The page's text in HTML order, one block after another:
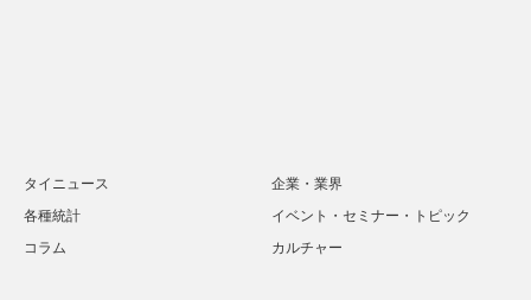
タイニュース
企業・業界
各種統計
イベント・セミナー・トピック
コラム
カルチャー